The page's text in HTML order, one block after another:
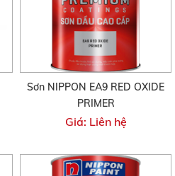
Sơn NIPPON EA9 RED OXIDE
PRIMER
Giá: Liên hệ